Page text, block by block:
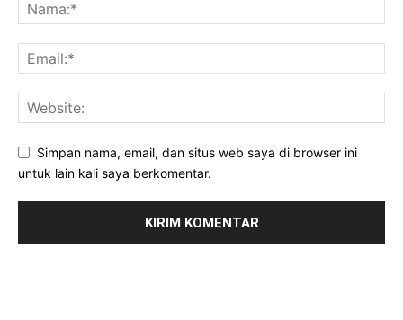
Simpan nama, email, dan situs web saya di browser ini
untuk lain kali saya berkomentar.